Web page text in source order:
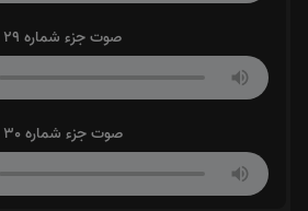
صوت جزء شماره 29
صوت جزء شماره 30